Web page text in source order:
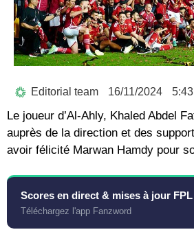
Editorial team 16/11/2024
Le joueur d’Al-Ahly, Khaled Abdel
auprès de la direction et des
avoir félicité Marwan Hamdy pour
Scores en direct & mises à jour FPL
Téléchargez l'app Fanzword